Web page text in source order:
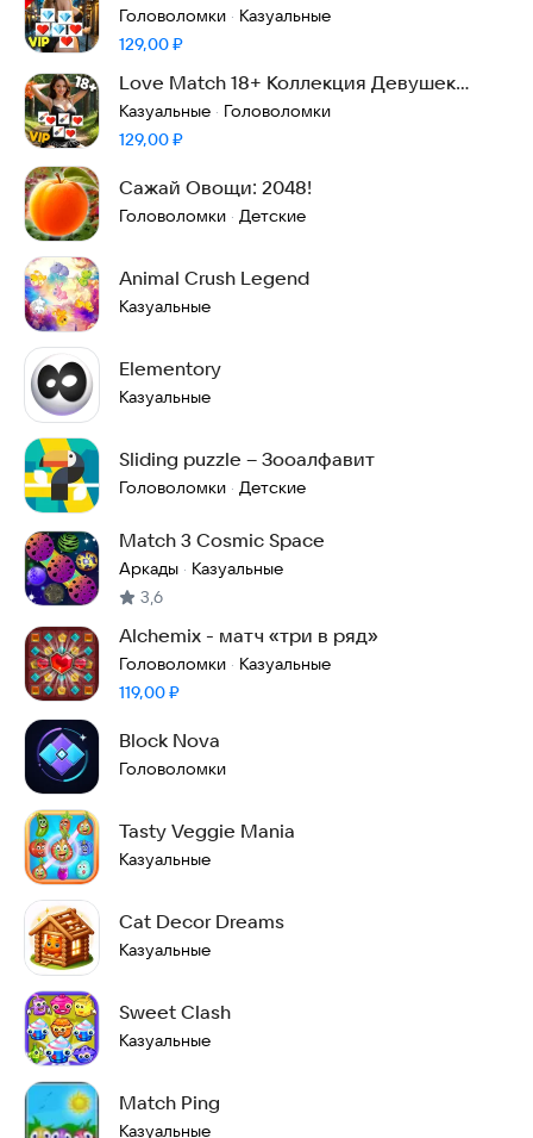
Головоломки · Казуальные
Цена:
129,00₽
Love Match 18+ Коллекция Девушек
Полная Версия
Казуальные · Головоломки
Цена:
129,00₽
Сажай Овощи: 2048!
Головоломки · Детские
Animal Crush Legend
Казуальные
Elementory
Казуальные
Sliding puzzle – Зооалфавит
Головоломки · Детские
Match 3 Cosmic Space
Аркады · Казуальные
3,6
Alchemix - матч «три в ряд»
Головоломки · Казуальные
Цена:
119,00₽
Block Nova
Головоломки
Tasty Veggie Mania
Казуальные
Cat Decor Dreams
Казуальные
Sweet Clash
Казуальные
Match Ping
Казуальные